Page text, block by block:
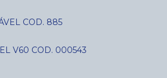
COD. 885
V60 COD. 000543